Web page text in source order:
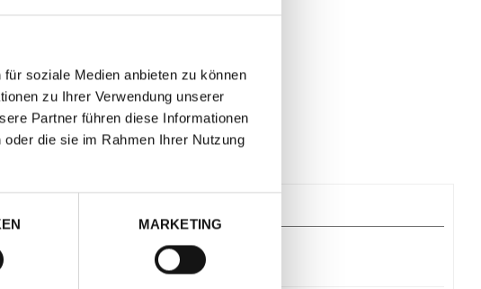
soziale Medien anbieten zu können
zu Ihrer Verwendung unserer
Partner führen diese Informationen
die sie im Rahmen Ihrer Nutzung
MARKETING